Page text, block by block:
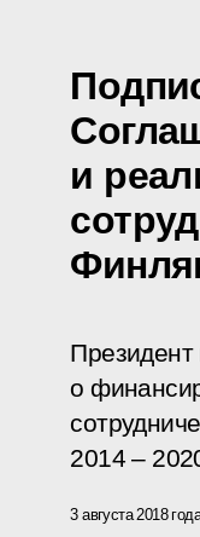
и
о
2014 –
3 августа 2018 года